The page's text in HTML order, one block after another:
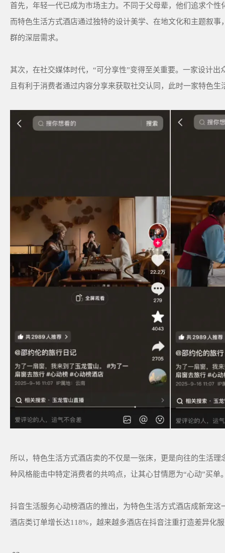
首先，年轻一代已成为市场主力。不同于父母辈，他们追求个
而特色生活方式酒店通过独特的设计美学、在地文化和主题叙
群的深层需求。
其次，在社交媒体时代，“可分享性”变得至关重要。一家设计
且有利于消费者通过内容分享来获取社交认同，此时一家特色
所以，特色生活方式酒店卖的不仅是一张床，更是向往的生活
种风格能击中特定消费者的共鸣点，让其心甘情愿为“心动”买单
抖音生活服务心动榜酒店的推出，为特色生活方式酒店成新宠
酒店类订单增长达118%，越来越多酒店在抖音注重打造差异化